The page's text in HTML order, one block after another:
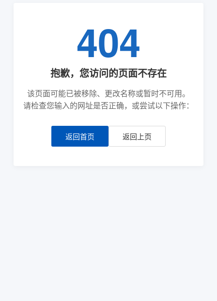
404
抱歉，您访问的页面不存在
该页面可能已被移除、更改名称或暂时不可用。
请检查您输入的网址是否正确，或尝试以下操作：
返回首页 返回上页